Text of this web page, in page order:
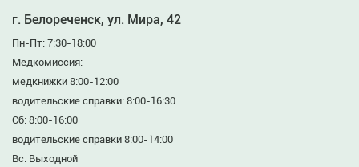
г. Белореченск, ул. Мира, 42
Пн-Пт: 7:30-18:00
Медкомиссия:
медкнижки 8:00-12:00
водительские справки: 8:00-16:30
Сб: 8:00-16:00
водительские справки 8:00-14:00
Вс: Выходной